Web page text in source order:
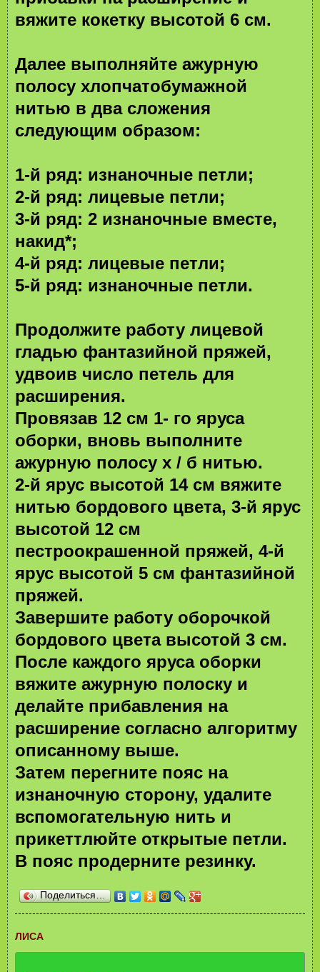
вяжите кокетку высотой 6 см.
Далее выполняйте ажурную
полосу хлопчатобумажной
нитью в два сложения
следующим образом:
1-й ряд: изнаночные петли;
2-й ряд: лицевые петли;
3-й ряд: 2 изнаночные вместе,
накид*;
4-й ряд: лицевые петли;
5-й ряд: изнаночные петли.
Продолжите работу лицевой
гладью фантазийной пряжей,
удвоив число петель для
расширения.
Провязав 12 см 1- го яруса
оборки, вновь выполните
ажурную полосу х / б нитью.
2-й ярус высотой 14 см вяжите
нитью бордового цвета, 3-й ярус
высотой 12 см
пестроокрашенной пряжей, 4-й
ярус высотой 5 см фантазийной
пряжей.
Завершите работу оборочкой
бордового цвета высотой 3 см.
После каждого яруса оборки
вяжите ажурную полоску и
делайте прибавления на
расширение согласно алгоритму
описанному выше.
Затем перегните пояс на
изнаночную сторону, удалите
вспомогательную нить и
прикеттлюйте открытые петли.
В пояс продерните резинку.
Поделиться…
ЛИСА